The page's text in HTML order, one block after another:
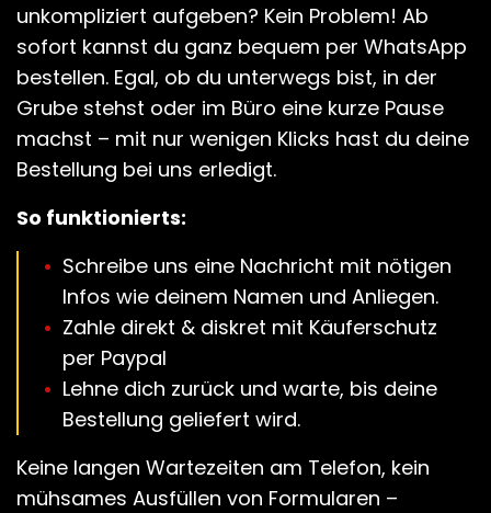
unkompliziert aufgeben? Kein Problem! Ab
sofort kannst du ganz bequem per WhatsApp
bestellen. Egal, ob du unterwegs bist, in der
Grube stehst oder im Büro eine kurze Pause
machst – mit nur wenigen Klicks hast du deine
Bestellung bei uns erledigt.
So funktionierts:
Schreibe uns eine Nachricht mit nötigen
Infos wie deinem Namen und Anliegen.
Zahle direkt & diskret mit Käuferschutz
per Paypal
Lehne dich zurück und warte, bis deine
Bestellung geliefert wird.
Keine langen Wartezeiten am Telefon, kein
mühsames Ausfüllen von Formularen –